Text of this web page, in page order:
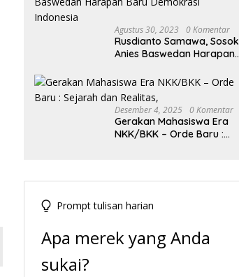
Agustus 30, 2023 0 Komentar
Rusdianto Samawa, Sosok
Anies Baswedan Harapan
Desember 4, 2025 0 Komentar
Gerakan Mahasiswa Era
NKK/BKK – Orde Baru :
Prompt tulisan harian
Apa merek yang Anda
sukai?